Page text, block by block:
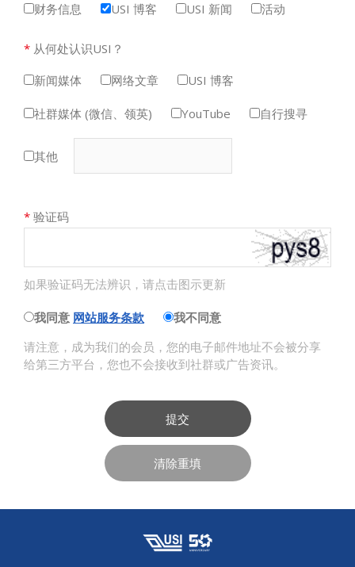
财务信息
USI 博客 USI 新闻 活动
* 从何处认识USI？
新闻媒体
网络文章 USI 博客
社群媒体 (微信、领英) YouTube 自行搜寻
其他
* 验证码
如果验证码无法辨识，请点击图示更新
我同意 网站服务条款
我不同意
请注意，成为我们的会员，您的电子邮件地址不会被分享
给第三方平台，您也不会接收到社群或广告资讯。
提交
清除重填